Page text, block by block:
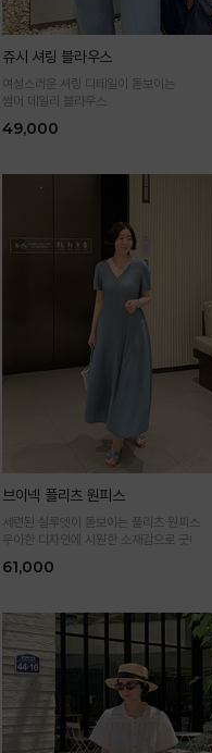
쥬시 셔링 블라우스
여성스러운 셔링 디테일이 돋보이는
썸머 데일리 블라우스
49,000
브이넥 플리츠 원피스
세련된 실루엣이 돋보이는 플리츠 원피스
우아한 디자인에 시원한 소재감으로 굿!
61,000